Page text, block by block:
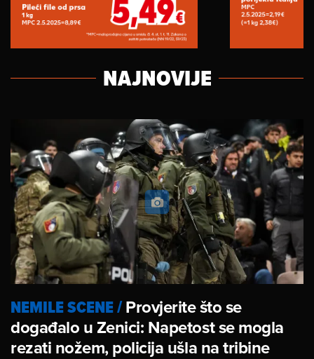
NAJNOVIJE
NEMILE SCENE/Provjerite što se
događalo u Zenici: Napetost se mogla
rezati nožem, policija ušla na tribine